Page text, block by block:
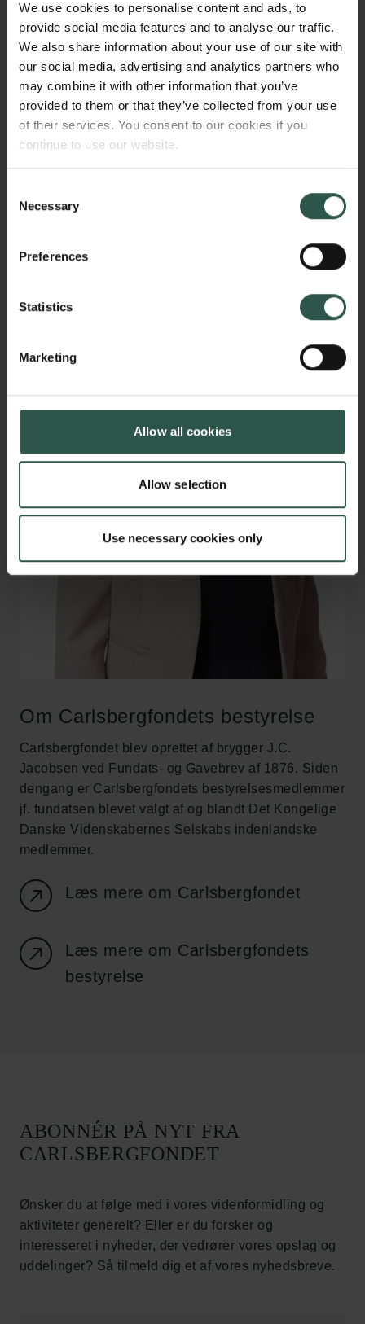
We use cookies to personalise content and ads, to
provide social media features and to analyse our traffic.
We also share information about your use of our site with
our social media, advertising and analytics partners who
may combine it with other information that you’ve
provided to them or that they’ve collected from your use
of their services. You consent to our cookies if you
continue to use our website.
Selection
Necessary
Preferences
Statistics
Marketing
Allow all cookies
Allow selection
Use necessary cookies only
i, hvordan Carlsberg har brugt Semper Ardens-
begrebet og den historiske arv fra Bryggerne J.C. og
Carl Jacobsen. Senest har hun fokuseret på,
hvordan Carlsberg har koblet historien sammen med
innovationer for en mere bæredygtig fremtid.
Majken Schultz har stor erfaring fra en række
Bestyrelsesforeningen og underviser på CBS’s
bestyrelsesuddannelser.
Om Carlsbergfondets bestyrelse
Carlsbergfondet blev oprettet af brygger J.C.
Jacobsen ved Fundats- og Gavebrev af 1876. Siden
dengang er Carlsbergfondets bestyrelsesmedlemmer
jf. fundatsen blevet valgt af og blandt Det Kongelige
Danske Videnskabernes Selskabs indenlandske
medlemmer.
Læs mere om Carlsbergfondet
Læs mere om Carlsbergfondets
bestyrelse
ABONNÉR PÅ NYT FRA
CARLSBERGFONDET
Ønsker du at følge med i vores videnformidling og
aktiviteter generelt? Eller er du forsker og
interesseret i nyheder, der vedrører vores opslag og
uddelinger? Så tilmeld dig et af vores nyhedsbreve.
Pressekontakt
Job hos os
Carlsbergfondet
Carlsberg Group
Frederiksborg • Nationalhistorisk Museum
Ny Carlsbergfondet
Ny Carlsberg Glyptotek